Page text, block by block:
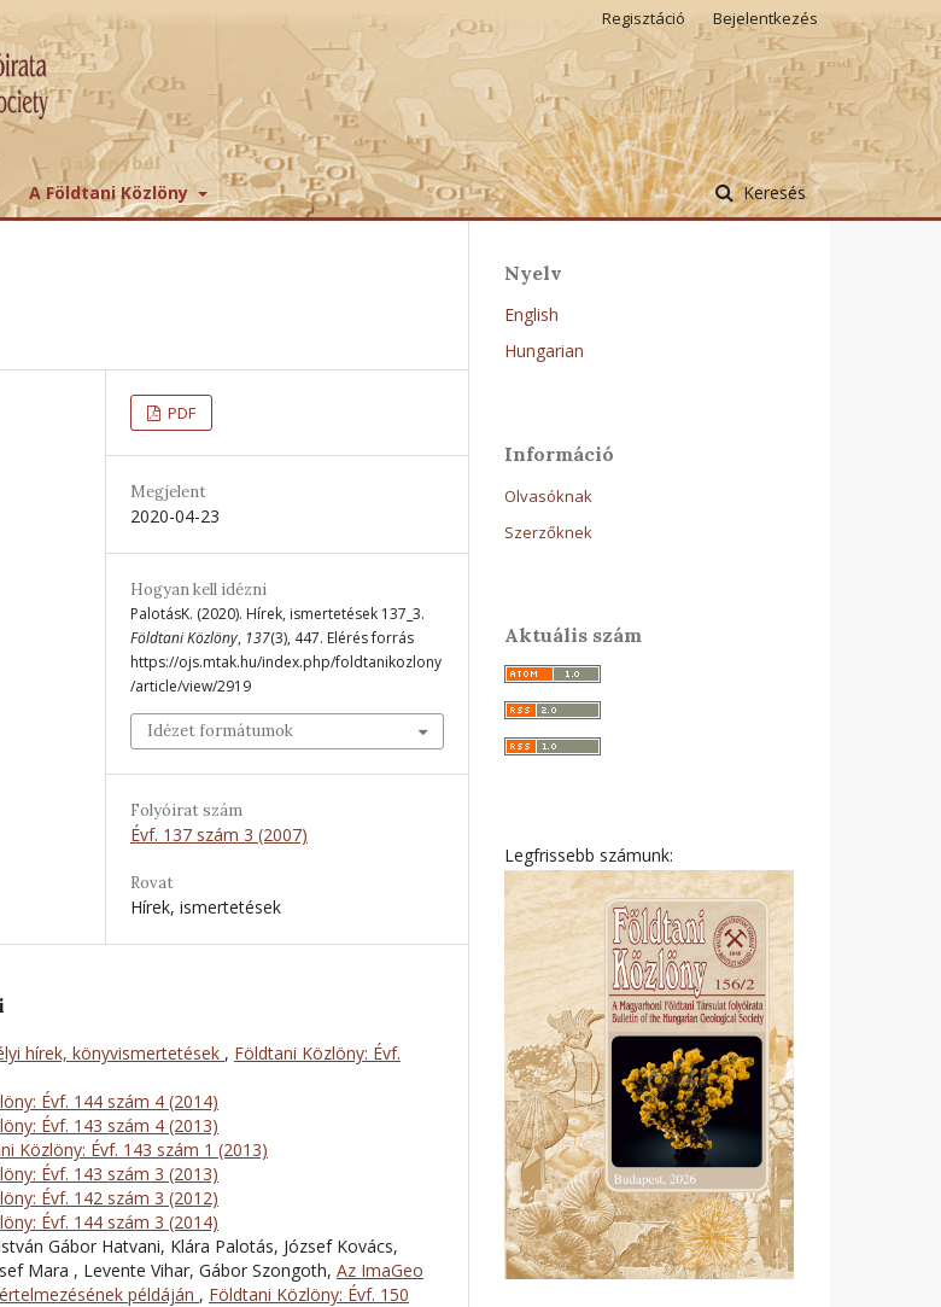
A Földtani Közlöny Keresés
Regisztáció Bejelentkezés
PDF
Megjelent
2020-04-23
Hogyan kell idézni
PalotásK. (2020). Hírek, ismertetések 137_3.
Földtani Közlöny, 137(3), 447. Elérés forrás
https://ojs.mtak.hu/index.php/foldtanikozlony
/article/view/2919
Idézet formátumok
Folyóirat szám
Évf. 137 szám 3 (2007)
Rovat
Hírek, ismertetések
hírek, könyvismertetések , Földtani Közlöny: Évf.
Évf. 144 szám 4 (2014)
Évf. 143 szám 4 (2013)
Közlöny: Évf. 143 szám 1 (2013)
Évf. 143 szám 3 (2013)
Évf. 142 szám 3 (2012)
Évf. 144 szám 3 (2014)
Gábor Hatvani, Klára Palotás, József Kovács,
Mara , Levente Vihar, Gábor Szongoth, Az ImaGeo
példáján , Földtani Közlöny: Évf. 150
Nyelv
English
Hungarian
Információ
Olvasóknak
Szerzőknek
Aktuális szám
Legfrissebb számunk: